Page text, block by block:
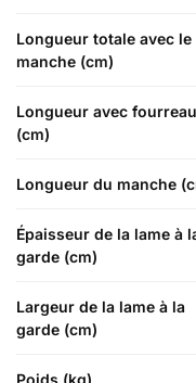
Longueur totale avec le
manche (cm)
Longueur avec fourreau
(cm)
Longueur du manche
Épaisseur de la lame à
garde (cm)
Largeur de la lame à la
garde (cm)